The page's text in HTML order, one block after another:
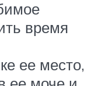
время
ее место,